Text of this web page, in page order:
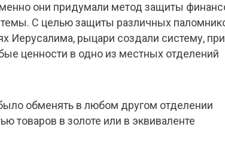
они придумали метод защиты
С целью защиты различных
Иерусалима, рыцари создали систему, при
ценности в одно из местных отделений
обменять в любом другом отделении
товаров в золоте или в эквиваленте